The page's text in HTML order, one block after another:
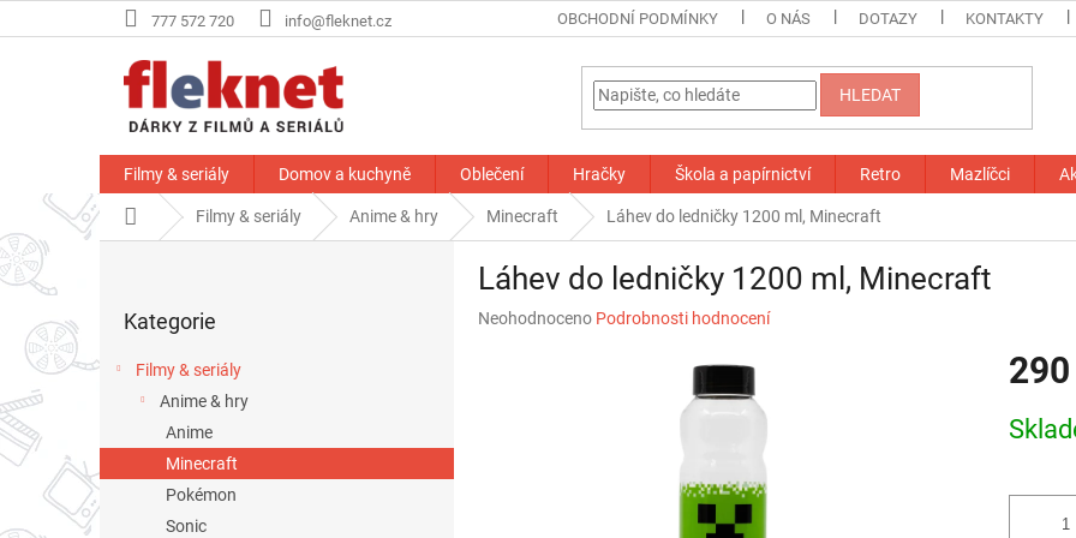
na
777 572 720 info@fleknet.cz OBCHODNÍ PODMÍNKY O NÁS DOTAZY KONTAKTY
HLEDAT
Filmy & seriály Domov a kuchyně Oblečení Hračky Škola a papírnictví Retro Mazlíčci
Domů Filmy & seriály Anime & hry Minecraft Láhev do ledničky 1200 ml, Minecraft
r
p
a
kategorie
Kategorie
Filmy & seriály
Anime & hry
Anime
Minecraft
Pokémon
Sonic
Láhev do ledničky 1200 ml, Minecraft
Průměrné
Neohodnoceno Podrobnosti hodnocení
cena: